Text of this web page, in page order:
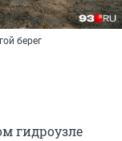
берег
гидроузле